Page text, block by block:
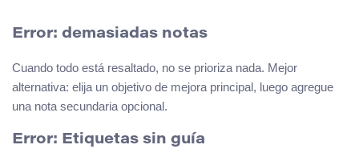
Error: demasiadas notas
Cuando todo está resaltado, no se prioriza nada. Mejor
alternativa: elija un objetivo de mejora principal, luego agregue
una nota secundaria opcional.
Error: Etiquetas sin guía